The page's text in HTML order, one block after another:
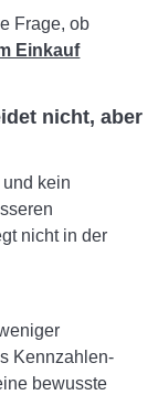
Frage, ob
Einkauf
nicht, aber
kein
nicht in der
Kennzahlen-
bewusste